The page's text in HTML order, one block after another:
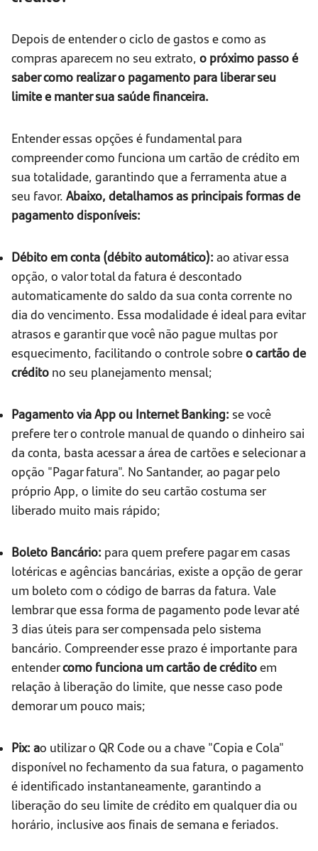
Depois de entender o ciclo de gastos e como as
compras aparecem no seu extrato, o próximo passo é
saber como realizar o pagamento para liberar seu
limite e manter sua saúde financeira.
Entender essas opções é fundamental para
compreender como funciona um cartão de crédito em
sua totalidade, garantindo que a ferramenta atue a
seu favor. Abaixo, detalhamos as principais formas de
pagamento disponíveis:
Débito em conta (débito automático): ao ativar essa
opção, o valor total da fatura é descontado
automaticamente do saldo da sua conta corrente no
dia do vencimento. Essa modalidade é ideal para evitar
atrasos e garantir que você não pague multas por
esquecimento, facilitando o controle sobreo cartão de
crédito no seu planejamento mensal;
Pagamento via App ou Internet Banking: se você
prefere ter o controle manual de quando o dinheiro sai
da conta, basta acessar a área de cartões e selecionar a
opção "Pagar fatura". No Santander, ao pagar pelo
próprio App, o limite do seu cartão costuma ser
liberado muito mais rápido;
Boleto Bancário: para quem prefere pagar em casas
lotéricas e agências bancárias, existe a opção de gerar
um boleto com o código de barras da fatura. Vale
lembrar que essa forma de pagamento pode levar até
3 dias úteis para ser compensada pelo sistema
bancário. Compreender esse prazo é importante para
entendercomo funciona um cartão de créditoem
relação à liberação do limite, que nesse caso pode
demorar um pouco mais;
Pix: ao utilizar o QR Code ou a chave "Copia e Cola"
disponível no fechamento da sua fatura, o pagamento
é identificado instantaneamente, garantindo a
liberação do seu limite de crédito em qualquer dia ou
horário, inclusive aos finais de semana e feriados.